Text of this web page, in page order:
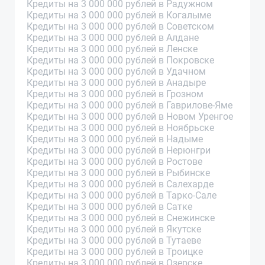
Кредиты на 3 000 000 рублей в Радужном
Кредиты на 3 000 000 рублей в Когалыме
Кредиты на 3 000 000 рублей в Советском
Кредиты на 3 000 000 рублей в Алдане
Кредиты на 3 000 000 рублей в Ленске
Кредиты на 3 000 000 рублей в Покровске
Кредиты на 3 000 000 рублей в Удачном
Кредиты на 3 000 000 рублей в Анадыре
Кредиты на 3 000 000 рублей в Грозном
Кредиты на 3 000 000 рублей в Гаврилове-Яме
Кредиты на 3 000 000 рублей в Новом Уренгое
Кредиты на 3 000 000 рублей в Ноябрьске
Кредиты на 3 000 000 рублей в Надыме
Кредиты на 3 000 000 рублей в Нерюнгри
Кредиты на 3 000 000 рублей в Ростове
Кредиты на 3 000 000 рублей в Рыбинске
Кредиты на 3 000 000 рублей в Салехарде
Кредиты на 3 000 000 рублей в Тарко-Сале
Кредиты на 3 000 000 рублей в Сатке
Кредиты на 3 000 000 рублей в Снежинске
Кредиты на 3 000 000 рублей в Якутске
Кредиты на 3 000 000 рублей в Тутаеве
Кредиты на 3 000 000 рублей в Троицке